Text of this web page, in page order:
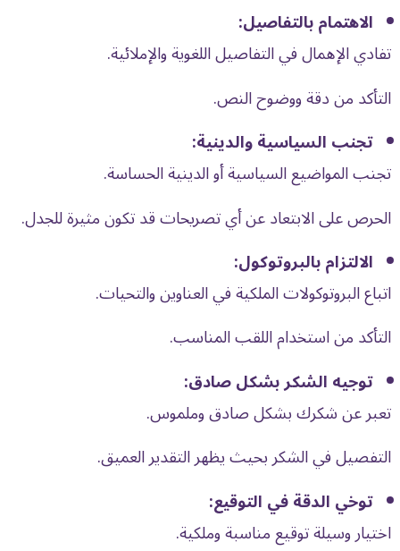
الاهتمام بالتفاصيل:
تفادي الإهمال في التفاصيل اللغوية والإملائية.
التأكد من دقة ووضوح النص.
تجنب السياسية والدينية:
تجنب المواضيع السياسية أو الدينية الحساسة.
الحرص على الابتعاد عن أي تصريحات قد تكون مثيرة للجدل.
الالتزام بالبروتوكول:
اتباع البروتوكولات الملكية في العناوين والتحيات.
التأكد من استخدام اللقب المناسب.
توجيه الشكر بشكل صادق:
تعبر عن شكرك بشكل صادق وملموس.
التفصيل في الشكر بحيث يظهر التقدير العميق.
توخي الدقة في التوقيع:
اختيار وسيلة توقيع مناسبة وملكية.